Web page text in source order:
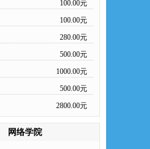
100.00元
280.00元
500.00元
1000.00元
500.00元
2800.00元
100.00元
网络学院